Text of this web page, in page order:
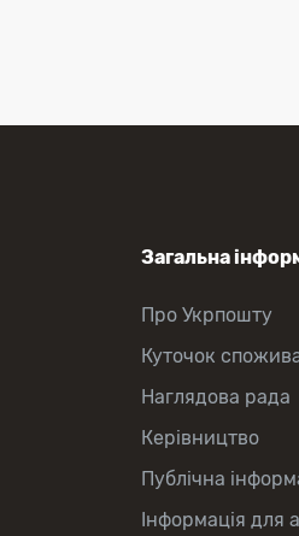
Загальна
Про Укрпошту
Куточок
Наглядова рада
Керівництво
Публічна
Інформація для